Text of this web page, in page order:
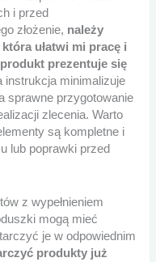
i przed
złożenie, należy
ułatwi mi pracę i
prezentuje się
instrukcja minimalizuje
sprawne przygotowanie
zlecenia. Warto
są kompletne i
lub poprawki przed
z wypełnieniem
mogą mieć
je w odpowiednim
produkty już